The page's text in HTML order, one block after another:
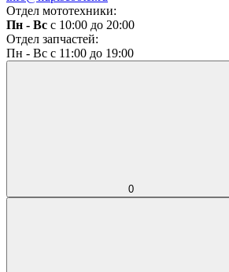
Отдел мототехники:
Пн - Вс с 10:00 до 20:00
Отдел запчастей:
Пн - Вс с 11:00 до 19:00
0